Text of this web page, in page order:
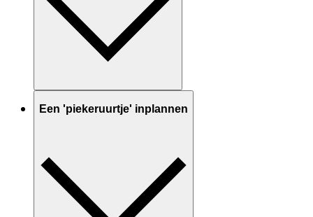
Een 'piekeruurtje' inplannen